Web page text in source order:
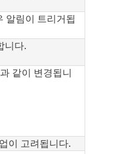
알림이 트리거됩
니다.
같이 변경됩니
이 고려됩니다.